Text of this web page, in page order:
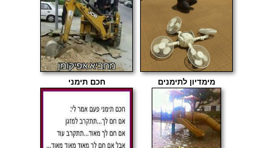
מימדיון לתימנים חכם תימני